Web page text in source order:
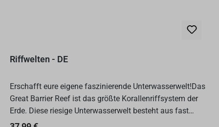
Riffwelten - DE
Erschafft eure eigene faszinierende Unterwasserwelt!Das
Great Barrier Reef ist das größte Korallenriffsystem der
Erde. Diese riesige Unterwasserwelt besteht aus fast
3.000 einzelnen Riffen und ist damit das größte leb...